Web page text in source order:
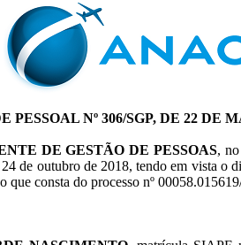
PESSOAL Nº 306/SGP, DE 22 DE
DE GESTÃO DE PESSOAS,
de outubro de 2018, tendo em vista o
que consta do processo nº